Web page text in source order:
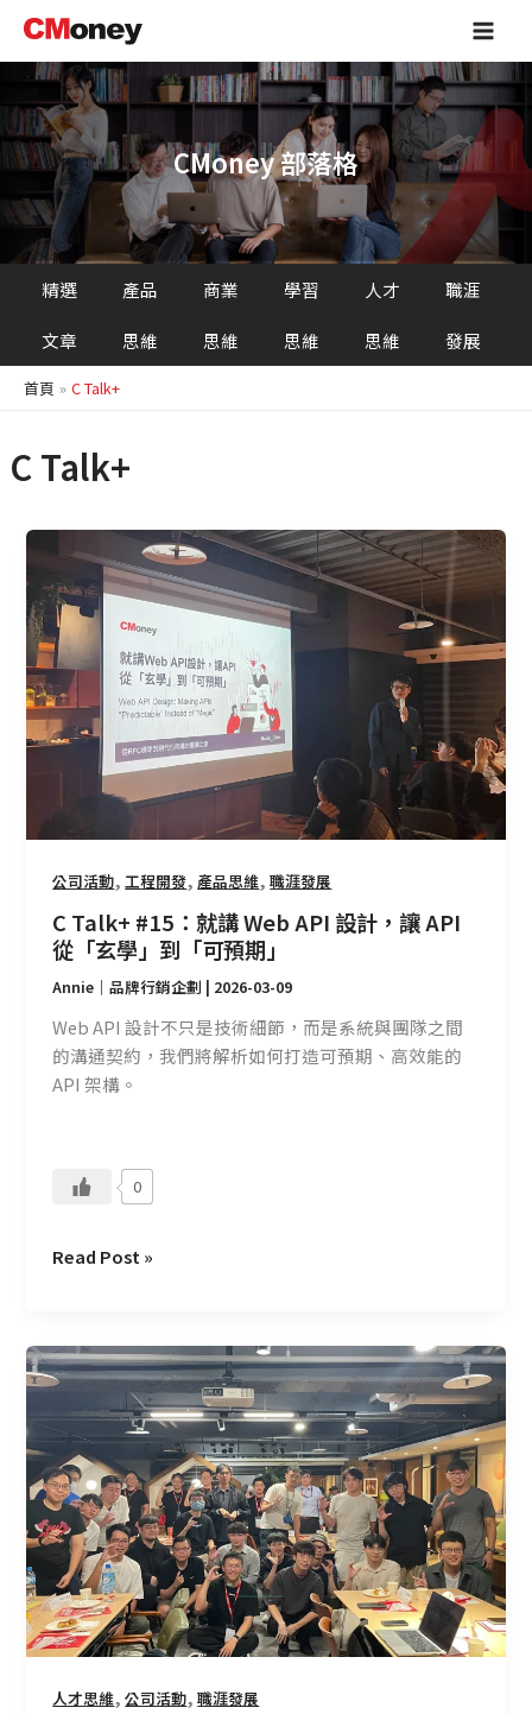
主
容
Main
CMoney 部落格
精選
文章
產品
思維
商業
思維
學習
思維
人才
思維
職涯
發展
首頁 C Talk+
C Talk+
公司活動,工程開發, 產品思維,職涯發展
C Talk+ #15：就講 Web API 設計，讓 API
從「玄學」到「可預期」
Annie｜品牌行銷企劃 | 2026-03-09
Web API 設計不只是技術細節，而是系統與團隊之間
的溝通契約，我們將解析如何打造可預期、高效能的
API 架構。
0
Talk+
#15：
就
講
Web
API
設
「玄
學」
到
「可
預
期」
Read Post »
人才思維,公司活動,職涯發展
C
Talk+
#11
邁
向
高
效
之
路：
解
鎖
Benchmark